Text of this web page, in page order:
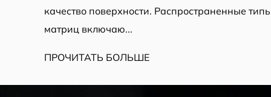
качество поверхности. Распространенные типы
матриц включаю...
ПРОЧИТАТЬ БОЛЬШЕ